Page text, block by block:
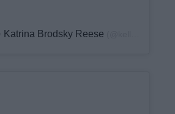
Katrina Brodsky Reese